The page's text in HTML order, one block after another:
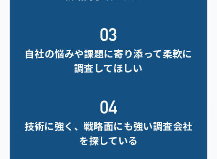
自社の悩みや課題に寄り添って柔軟に
調査してほしい
技術に強く、戦略面にも強い調査会社
を探している